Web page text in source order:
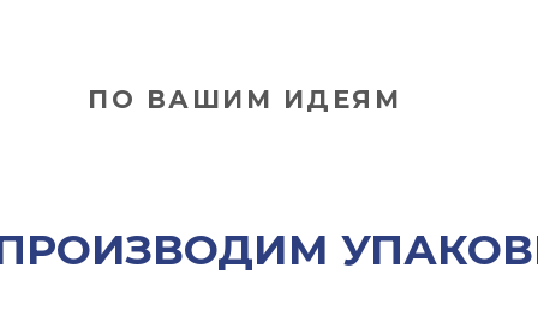
ПО ВАШИМ ИДЕЯМ